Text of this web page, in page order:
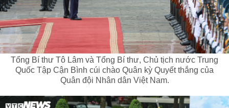
Tổng Bí thư Tô Lâm và Tổng Bí thư, Chủ tịch nước Trung
Quốc Tập Cận Bình cúi chào Quân kỳ Quyết thắng của
Quân đội Nhân dân Việt Nam.